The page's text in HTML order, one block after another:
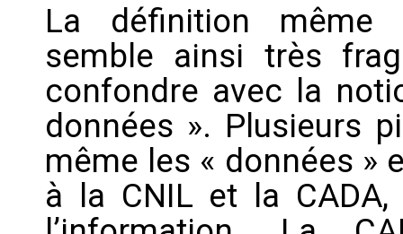
La définition même
semble ainsi très
confondre avec la
données ». Plusieurs
même les « données »
à la CNIL et la